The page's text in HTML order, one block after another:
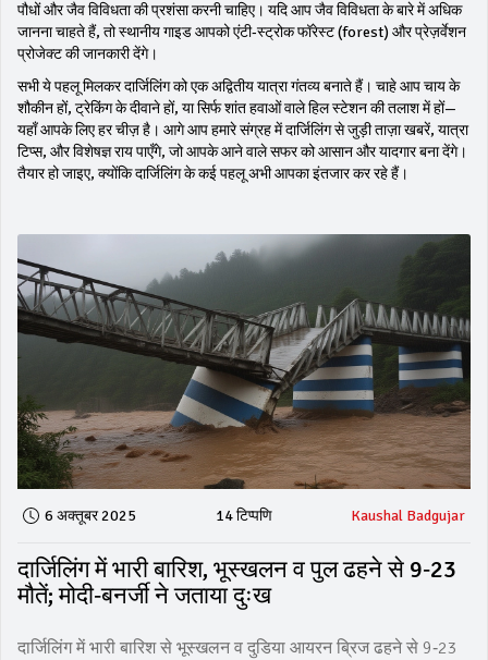
पौधों और जैव विविधता की प्रशंसा करनी चाहिए। यदि आप जैव विविधता के बारे में अधिक
जानना चाहते हैं, तो स्थानीय गाइड आपको एंटी‑स्ट्रोक फॉरेस्ट (forest) और प्रेज़र्वेशन
प्रोजेक्ट की जानकारी देंगे।
सभी ये पहलू मिलकर दार्जिलिंग को एक अद्वितीय यात्रा गंतव्य बनाते हैं। चाहे आप चाय के
शौकीन हों, ट्रेकिंग के दीवाने हों, या सिर्फ शांत हवाओं वाले हिल स्टेशन की तलाश में हों—
यहाँ आपके लिए हर चीज़ है। आगे आप हमारे संग्रह में दार्जिलिंग से जुड़ी ताज़ा खबरें, यात्रा
टिप्स, और विशेषज्ञ राय पाएँगे, जो आपके आने वाले सफर को आसान और यादगार बना देंगे।
तैयार हो जाइए, क्योंकि दार्जिलिंग के कई पहलू अभी आपका इंतजार कर रहे हैं।
6 अक्तूबर 2025 14 टिप्पणि Kaushal Badgujar
दार्जिलिंग में भारी बारिश, भूस्खलन व पुल ढहने से 9‑23
मौतें; मोदी‑बनर्जी ने जताया दुःख
दार्जिलिंग में भारी बारिश से भूस्खलन व दुडिया आयरन ब्रिज ढहने से 9‑23